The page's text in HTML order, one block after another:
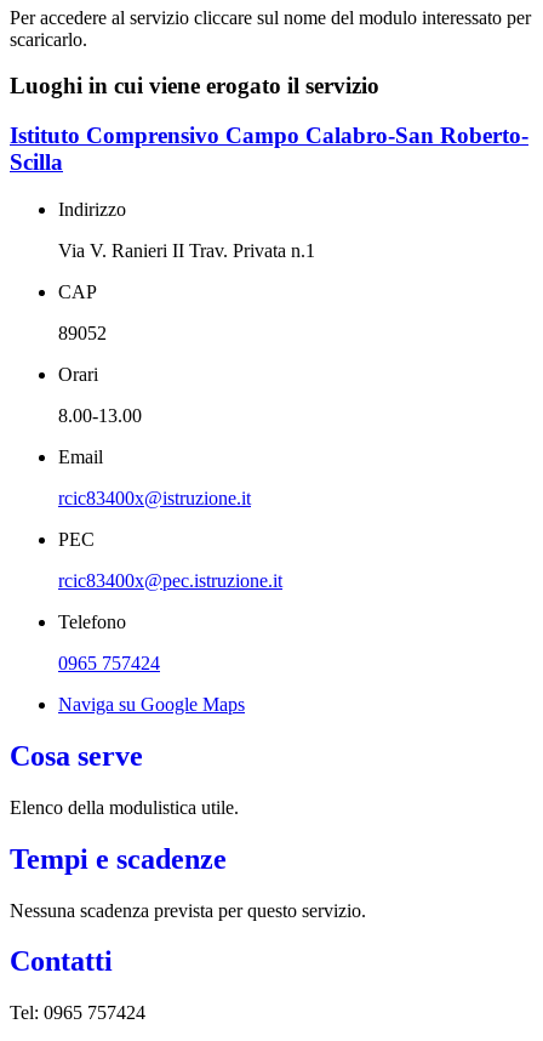
Per accedere al servizio cliccare sul nome del modulo interessato per
scaricarlo.
Luoghi in cui viene erogato il servizio
Istituto Comprensivo Campo Calabro-San Roberto-
Scilla
Indirizzo
Via V. Ranieri II Trav. Privata n.1
CAP
89052
Orari
8.00-13.00
Email
rcic83400x@istruzione.it
PEC
rcic83400x@pec.istruzione.it
Telefono
0965 757424
Naviga su Google Maps
Cosa serve
Elenco della modulistica utile.
Tempi e scadenze
Nessuna scadenza prevista per questo servizio.
Contatti
Tel: 0965 757424